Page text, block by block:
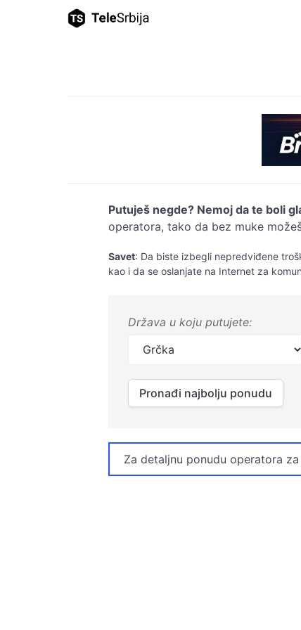
Putuješ negde? Nemoj da te boli
operatora, tako da bez muke
Savet: Da biste izbegli nepredviđene
kao i da se oslanjate na Internet za
Država u koju putujete:
Pronađi najbolju ponudu
Za detaljnu ponudu operatora